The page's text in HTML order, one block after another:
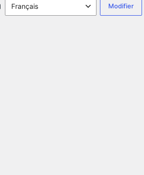
Langue